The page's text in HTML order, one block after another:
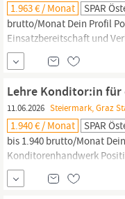
1.963 € / Monat SPAR
brutto/Monat Dein Profil
Einsatzbereitschaft und
Sinn für Hygiene
Kommunikation
Kollektivvertrags-
(Basis...
Lehre Konditor:in für
11.06.2026 Steiermark, Graz
1.940 € / Monat SPAR
bis 1.940 brutto/Monat
Konditorenhandwerk
Grundeinstellung
Engagement Positiver